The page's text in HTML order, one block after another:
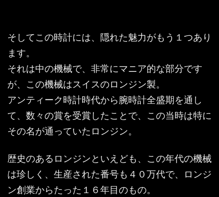
そしてこの時計には、隠れた魅力がもう１つあり
ます。
それは中の機械で、非常にマニア的な部分です
が、この機械はスイスのロンジン製。
アンティーク時計時代から腕時計全盛期を通し
て、数々の賞を受賞したことで、この当時は特に
その名が通っていたロンジン。
歴史のあるロンジンといえども、この年代の機械
は珍しく、生産された番号も４０万代で、ロンジ
ン創業からたった１６年目のもの。